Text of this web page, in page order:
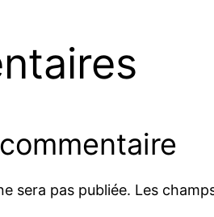
sera pas publiée. Les